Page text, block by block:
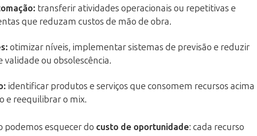
: transferir atividades operacionais ou repetitivas e
que reduzam custos de mão de obra.
: otimizar níveis, implementar sistemas de previsão e reduzir
validade ou obsolescência.
: identificar produtos e serviços que consomem recursos acima
e reequilibrar o mix.
podemos esquecer do custo de oportunidade: cada recurso